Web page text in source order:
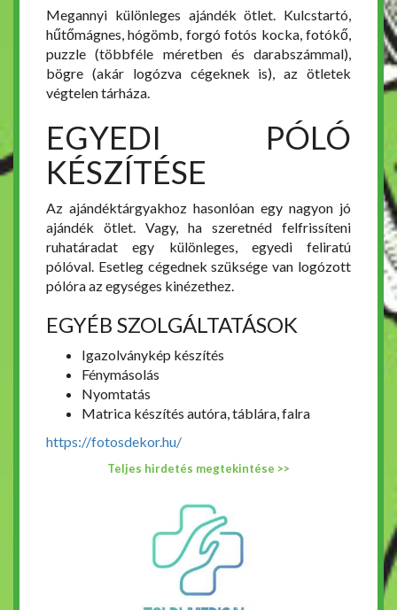
Megannyi különleges ajándék ötlet. Kulcstartó,
hűtőmágnes, hógömb, forgó fotós kocka, fotókő,
puzzle (többféle méretben és darabszámmal),
bögre (akár logózva cégeknek is), az ötletek
végtelen tárháza.
EGYEDI PÓLÓ
KÉSZÍTÉSE
Az ajándéktárgyakhoz hasonlóan egy nagyon jó
ajándék ötlet. Vagy, ha szeretnéd felfrissíteni
ruhatáradat egy különleges, egyedi feliratú
pólóval. Esetleg cégednek szüksége van logózott
pólóra az egységes kinézethez.
EGYÉB SZOLGÁLTATÁSOK
Igazolványkép készítés
Fénymásolás
Nyomtatás
Matrica készítés autóra, táblára, falra
https://fotosdekor.hu/
Teljes hirdetés megtekintése >>